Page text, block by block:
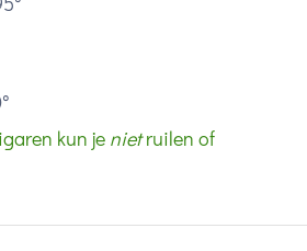
kun je nietruilen of